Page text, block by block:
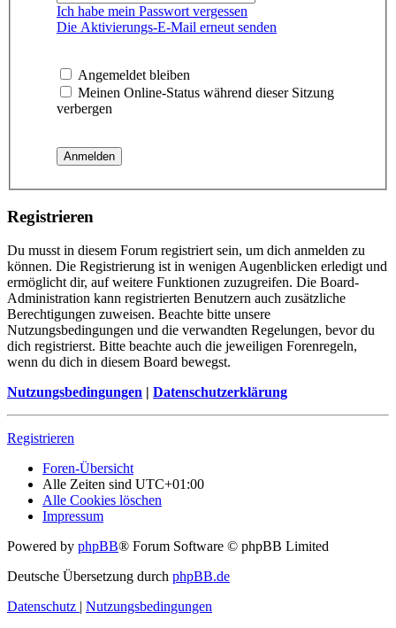
Ich habe mein Passwort vergessen
Die Aktivierungs-E-Mail erneut senden
Angemeldet bleiben
Meinen Online-Status während dieser Sitzung
verbergen
Registrieren
Du musst in diesem Forum registriert sein, um dich anmelden zu
können. Die Registrierung ist in wenigen Augenblicken erledigt und
ermöglicht dir, auf weitere Funktionen zuzugreifen. Die Board-
Administration kann registrierten Benutzern auch zusätzliche
Berechtigungen zuweisen. Beachte bitte unsere
Nutzungsbedingungen und die verwandten Regelungen, bevor du
dich registrierst. Bitte beachte auch die jeweiligen Forenregeln,
wenn du dich in diesem Board bewegst.
Nutzungsbedingungen | Datenschutzerklärung
Registrieren
Foren-Übersicht
Alle Zeiten sind UTC+01:00
Alle Cookies löschen
Impressum
Powered by phpBB® Forum Software © phpBB Limited
Deutsche Übersetzung durch phpBB.de
Datenschutz | Nutzungsbedingungen